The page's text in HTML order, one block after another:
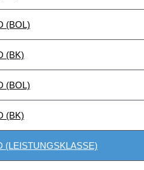
(BOL)
(BK)
(BOL)
(BK)
(LEISTUNGSKLASSE)